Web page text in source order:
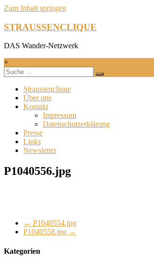
Zum Inhalt springen
STRAUSSENCLIQUE
DAS Wander-Netzwerk
×
Straussenclique
Über uns
Kontakt
Impressum
Datenschutzerklärung
Presse
Links
Newsletter
P1040556.jpg
← P1040554.jpg
P1040558.jpg →
Kategorien